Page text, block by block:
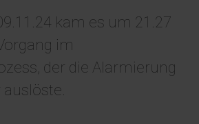
kam es um 21.27
im
der die Alarmierung